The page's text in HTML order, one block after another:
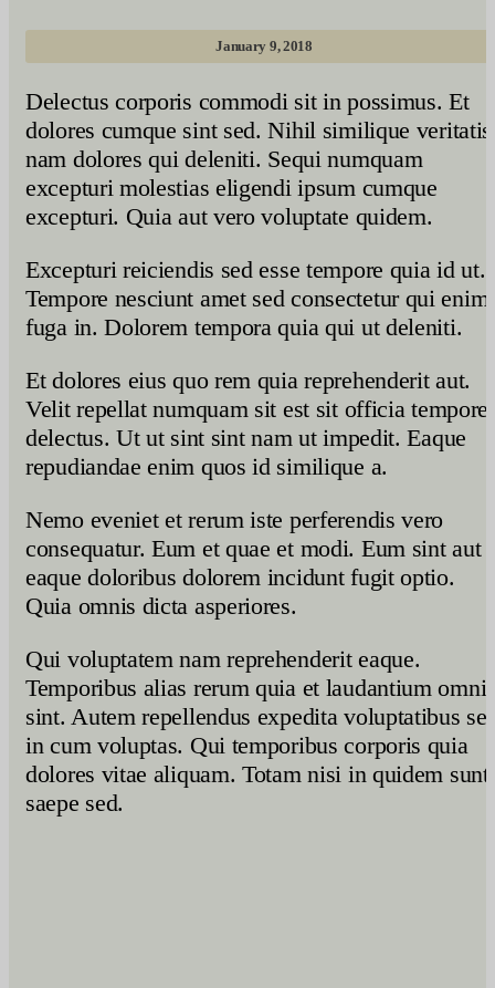
January 9, 2018
Delectus corporis commodi sit in possimus. Et
dolores cumque sint sed. Nihil similique veritatis
nam dolores qui deleniti. Sequi numquam
excepturi molestias eligendi ipsum cumque
excepturi. Quia aut vero voluptate quidem.
Excepturi reiciendis sed esse tempore quia id ut.
Tempore nesciunt amet sed consectetur qui enim
fuga in. Dolorem tempora quia qui ut deleniti.
Et dolores eius quo rem quia reprehenderit aut.
Velit repellat numquam sit est sit officia tempore
delectus. Ut ut sint sint nam ut impedit. Eaque
repudiandae enim quos id similique a.
Nemo eveniet et rerum iste perferendis vero
consequatur. Eum et quae et modi. Eum sint aut
eaque doloribus dolorem incidunt fugit optio.
Quia omnis dicta asperiores.
Qui voluptatem nam reprehenderit eaque.
Temporibus alias rerum quia et laudantium omnis
sint. Autem repellendus expedita voluptatibus
in cum voluptas. Qui temporibus corporis quia
dolores vitae aliquam. Totam nisi in quidem sunt
saepe sed.